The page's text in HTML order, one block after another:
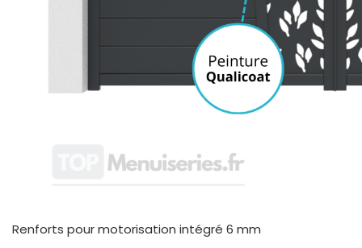
Renforts pour motorisation intégré 6 mm